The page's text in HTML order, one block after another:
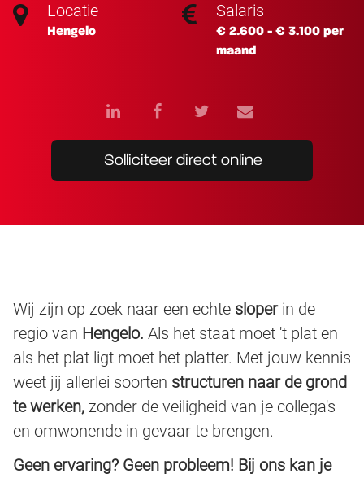
Locatie
Hengelo
Salaris
€ 2.600 - € 3.100 per
maand
Solliciteer direct online
Wij zijn op zoek naar een echte sloperin de
regio van Hengelo. Als het staat moet 't plat en
als het plat ligt moet het platter. Met jouw kennis
weet jij allerlei soorten structuren naar de grond
te werken, zonder de veiligheid van je collega's
en omwonende in gevaar te brengen.
Geen ervaring? Geen probleem! Bij ons kan je